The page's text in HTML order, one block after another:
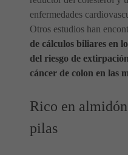
enfermedades
Otros estudios han
de cálculos biliares en
del riesgo de
cáncer de colon en las
Rico en
pilas